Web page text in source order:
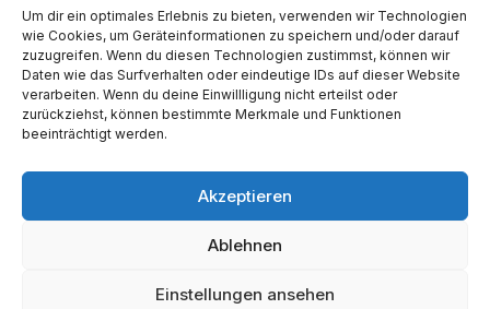
Um dir ein optimales Erlebnis zu bieten, verwenden wir Technologien
wie Cookies, um Geräteinformationen zu speichern und/oder darauf
zuzugreifen. Wenn du diesen Technologien zustimmst, können wir
Daten wie das Surfverhalten oder eindeutige IDs auf dieser Website
verarbeiten. Wenn du deine Einwillligung nicht erteilst oder
zurückziehst, können bestimmte Merkmale und Funktionen
beeinträchtigt werden.
Akzeptieren
Ablehnen
Einstellungen ansehen
info@schmidt-
immobilien.koeln